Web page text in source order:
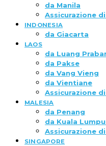
da Manila
Assicurazione
INDONESIA
da Giacarta
LAOS
da Luang
da Pakse
da Vang Vieng
da Vientiane
Assicurazione
MALESIA
da Penang
da Kuala
Assicurazione
SINGAPORE